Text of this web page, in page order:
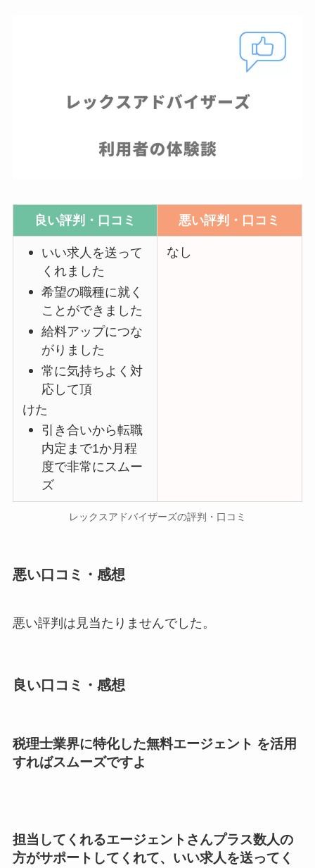
良い評判・口コミ 悪い評判・口コミ
いい求人を送って
くれました
希望の職種に就く
ことができました
給料アップにつな
がりました
常に気持ちよく対
応して頂
けた
引き合いから転職
内定まで1か月程
度で非常にスムー
ズ
なし
レックスアドバイザーズの評判・口コミ
悪い口コミ・感想
悪い評判は見当たりませんでした。
良い口コミ・感想
税理士業界に特化した無料エージェント を活用
すればスムーズですよ
担当してくれるエージェントさんプラス数人の
方がサポートしてくれて、いい求人を送ってく